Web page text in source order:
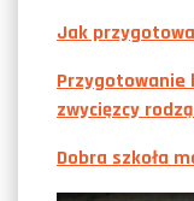
Jak
Przygotowanie
zwycięzcy
Dobra szkoła